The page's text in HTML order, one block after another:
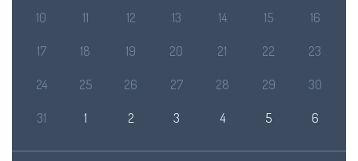
10 11 12 13 14 15 16
17 18 19 20 21 22 23
24 25 26 27 28 29 30
31 1 2 3 4 5 6